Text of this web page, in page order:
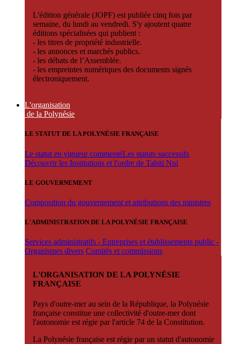
L'édition générale (JOPF) est publiée cinq fois par
semaine, du lundi au vendredi. S'y ajoutent quatre
éditions spécialisées qui publient :
- les titres de propriété industrielle.
- les annonces et marchés publics.
- les débats de l’Assemblée.
- les empreintes numériques des documents signés
électroniquement.
L'organisation
de la Polynésie
LE STATUT DE LA POLYNÉSIE FRANÇAISE
Le statut en vigueur commentéLes statuts successifs
Découvrir les Institutions et l'ordre de Tahiti Nui
LE GOUVERNEMENT
Composition du gouvernement et attributions des ministres
L'ADMINISTRATION DE LA POLYNÉSIE FRANÇAISE
Services administratifs - Entreprises et établissements public -
Organismes divers Comités et commissions
L'ORGANISATION DE LA POLYNÉSIE
FRANÇAISE
Pays d'outre-mer au sein de la République, la Polynésie
française constitue une collectivité d'outre-mer dont
l'autonomie est régie par l'article 74 de la Constitution.
La Polynésie française est régie par un statut d'autonomie